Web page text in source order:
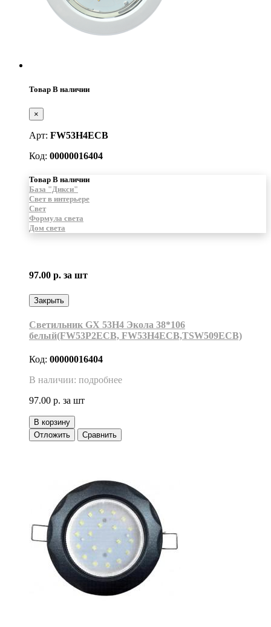
Товар В наличии
×
Арт: FW53H4ECB
Код: 00000016404
Товар В наличии
База "Дикси"
Свет в интерьере
Свет
Формула света
Дом света
97.00 р. за шт
Закрыть
Светильник GX 53H4 Экола 38*106
белый(FW53P2ECB, FW53H4ECB,TSW509ECB)
Код: 00000016404
В наличии: подробнее
97.00 р. за шт
В корзину
Отложить
Сравнить